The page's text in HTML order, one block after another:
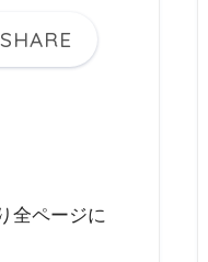
全ページに